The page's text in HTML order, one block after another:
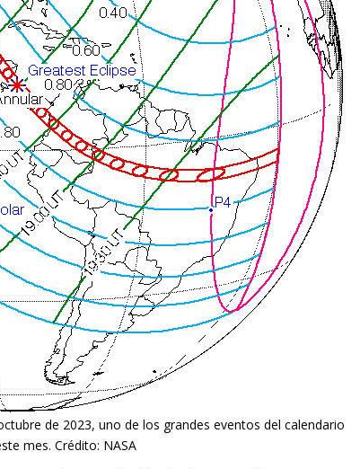
de 2023, uno de los grandes eventos del calendario
mes. Crédito: NASA